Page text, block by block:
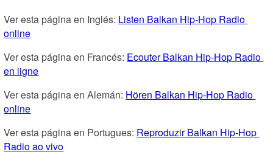
Ver esta página en Inglés: Listen Balkan Hip-Hop Radio
online
Ver esta página en Francés: Ecouter Balkan Hip-Hop Radio
en ligne
Ver esta página en Alemán: Hören Balkan Hip-Hop Radio
online
Ver esta página en Portugues: Reproduzir Balkan Hip-Hop
Radio ao vivo